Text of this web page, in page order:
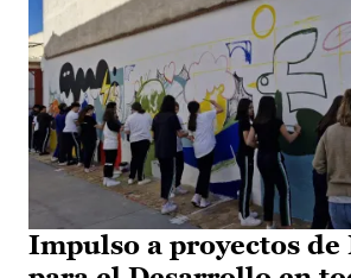
Impulso a proyectos de